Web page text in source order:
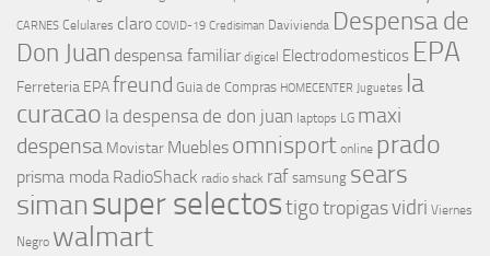
CARNES Celulares claro COVID-19 Credisiman Davivienda Despensa de
Don Juan despensa familiar digicel Electrodomesticos EPA
Ferreteria EPAfreund Guia de Compras HOMECENTER Juguetes la
curacao la despensa de don juan laptops LG maxi
despensa Movistar Muebles omnisport online prado
prisma moda RadioShack radio shack raf samsung sears
simansuper selectostigotropigasvidri Viernes
Negro walmart